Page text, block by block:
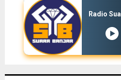
Radio